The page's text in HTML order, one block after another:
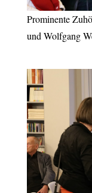
Prominente
und Wolfgang